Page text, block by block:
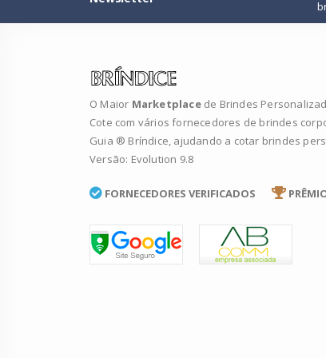
O Maior Marketplace de Brindes
Cote com vários fornecedores de brindes
Guia ® Bríndice, ajudando a cotar brindes
Versão: Evolution 9.8
FORNECEDORES VERIFICADOS